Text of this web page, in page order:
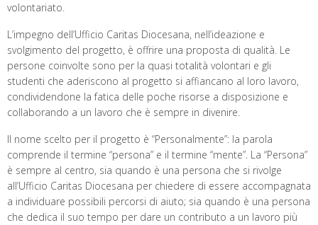
volontariato.
L’impegno dell’Ufficio Caritas Diocesana, nell’ideazione e
svolgimento del progetto, è offrire una proposta di qualità. Le
persone coinvolte sono per la quasi totalità volontari e gli
studenti che aderiscono al progetto si affiancano al loro lavoro,
condividendone la fatica delle poche risorse a disposizione e
collaborando a un lavoro che è sempre in divenire.
Il nome scelto per il progetto è “Personalmente”: la parola
comprende il termine “persona” e il termine “mente”. La “Persona”
è sempre al centro, sia quando è una persona che si rivolge
all’Ufficio Caritas Diocesana per chiedere di essere accompagnata
a individuare possibili percorsi di aiuto; sia quando è una persona
che dedica il suo tempo per dare un contributo a un lavoro più